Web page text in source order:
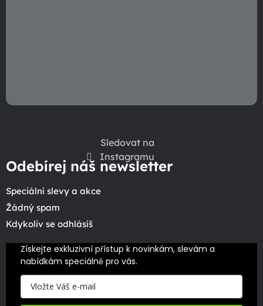
Sledovat na
Instagramu
Odebírej náš newsletter
Speciální slevy a akce
Žádný spam
Kdykoliv se odhlásíš
Získejte exkluzivní přístup k novinkám, slevám a
nabídkám speciálně pro vás.